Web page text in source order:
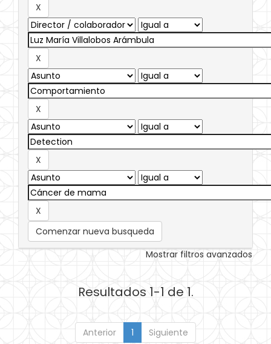
Comenzar nueva busqueda
Mostrar filtros avanzados
Resultados 1-1 de 1.
Anterior 1 Siguiente